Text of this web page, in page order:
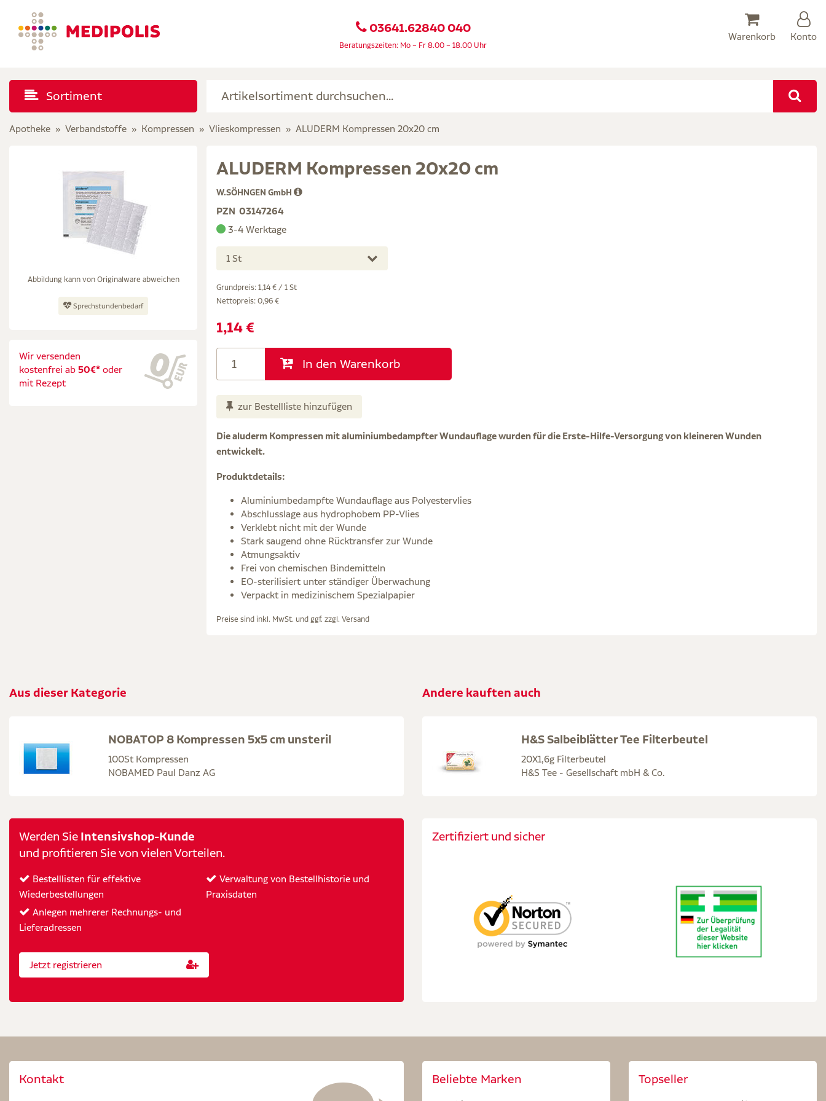
03641.62840 040
Beratungszeiten: Mo – Fr 8.00 – 18.00 Uhr
Warenkorb Konto
Sortiment
Apotheke Verbandstoffe Kompressen Vlieskompressen ALUDERM Kompressen 20x20 cm
Abbildung kann von Originalware abweichen
Sprechstundenbedarf
Wir versenden
kostenfrei ab 50€* oder
mit Rezept
ALUDERM Kompressen 20x20 cm
W.SÖHNGEN GmbH
PZN 03147264
3-4 Werktage
1 St
Grundpreis: 1,14 € / 1 St
Nettopreis: 0,96 €
1,14 €
In den Warenkorb
zur Bestellliste hinzufügen
Die aluderm Kompressen mit aluminiumbedampfter Wundauflage wurden für die Erste-Hilfe-Versorgung von kleineren Wunden
entwickelt.
Produktdetails:
Aluminiumbedampfte Wundauflage aus Polyestervlies
Abschlusslage aus hydrophobem PP-Vlies
Verklebt nicht mit der Wunde
Stark saugend ohne Rücktransfer zur Wunde
Atmungsaktiv
Frei von chemischen Bindemitteln
EO-sterilisiert unter ständiger Überwachung
Verpackt in medizinischem Spezialpapier
Preise sind inkl. MwSt. und ggf. zzgl. Versand
Aus dieser Kategorie
NOBATOP 8 Kompressen 5x5 cm unsteril
100St Kompressen
NOBAMED Paul Danz AG
Andere kauften auch
H&S Salbeiblätter Tee Filterbeutel
20X1,6g Filterbeutel
H&S Tee - Gesellschaft mbH & Co.
Werden Sie Intensivshop-Kunde
und profitieren Sie von vielen Vorteilen.
Bestelllisten für effektive
Wiederbestellungen
Anlegen mehrerer Rechnungs- und
Lieferadressen
Verwaltung von Bestellhistorie und
Praxisdaten
Jetzt registrieren
Zertifiziert und sicher
Kontakt Beliebte Marken Topseller